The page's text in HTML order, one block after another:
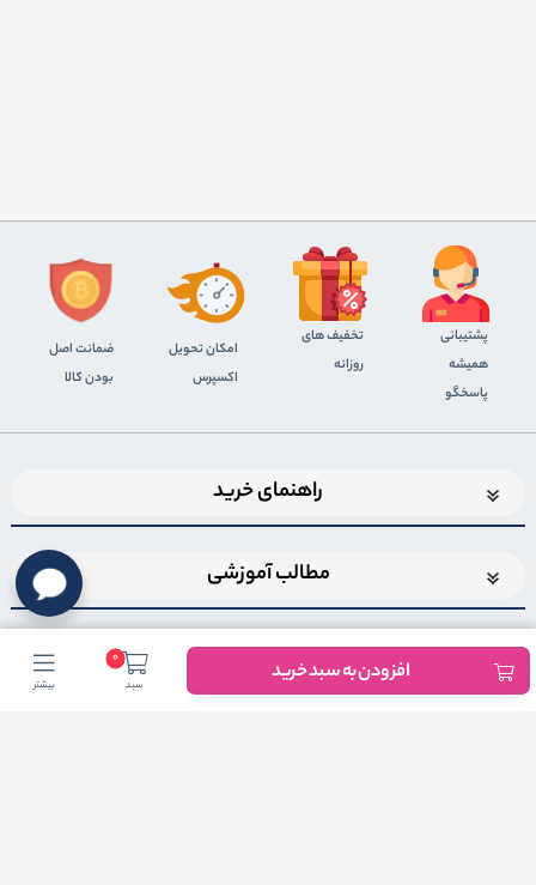
افزودن به سبد خرید 0
سبد بیشتر
پشتیبانی
همیشه
پاسخگو
تخفیف های
روزانه
اﻣﮑﺎن ﺗﺤﻮﯾﻞ
اﮐﺴﭙﺮس
ضمانت اصل
بودن کالا
راهنمای خرید
مطالب آموزشی